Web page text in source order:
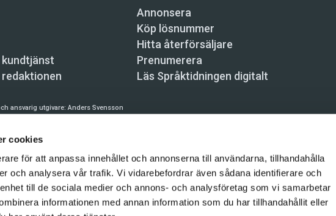
cookies
för att anpassa innehållet och annonserna till användarna, tillhandahålla
och analysera vår trafik. Vi vidarebefordrar även sådana identifierare och
till de sociala medier och annons- och analysföretag som vi samarbetar
informationen med annan information som du har tillhandahållit eller
Annonsera
Köp lösnummer
Hitta återförsäljare
Prenumerera
Läs Språktidningen digitalt
ansvarig utgivare:Anders Svensson
automatiska tjänster och maskinläsbara metoder (robotar, spiders, indexering och liknande) är inte
på denna webbplats är upphovsrättsligt skyddat.
och Vetenskapsmedia i Sverige AB 2026